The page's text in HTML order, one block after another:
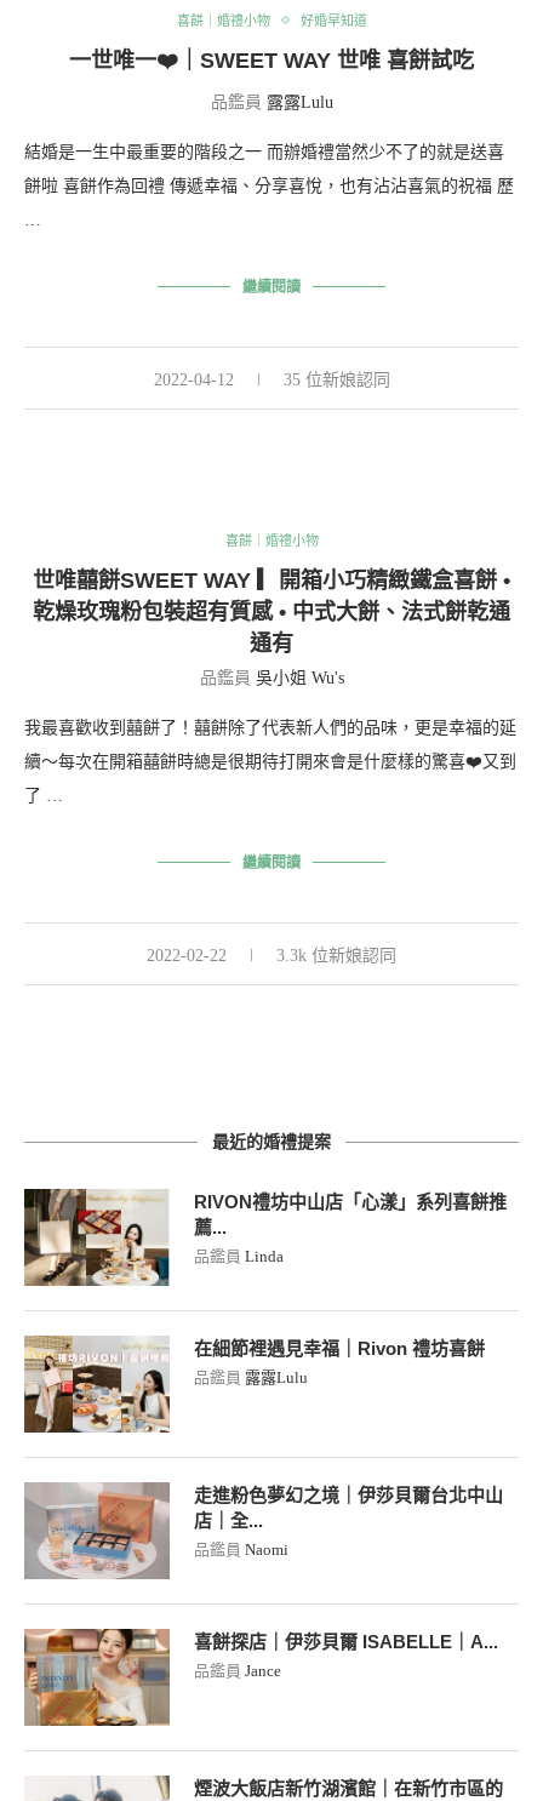
喜餅｜婚禮小物 好婚早知道
一世唯一❤️｜SWEET WAY 世唯 喜餅試吃
品鑑員 露露Lulu
結婚是一生中最重要的階段之一 而辦婚禮當然少不了的就是送喜
餅啦 喜餅作為回禮 傳遞幸福、分享喜悅，也有沾沾喜氣的祝福 歷
繼續閱讀
2022-04-12 35 位新娘認同
喜餅｜婚禮小物
世唯囍餅SWEET WAY ▎開箱小巧精緻鐵盒喜餅 •
乾燥玫瑰粉包裝超有質感 • 中式大餅、法式餅乾通
通有
品鑑員 吳小姐 Wu's
我最喜歡收到囍餅了！囍餅除了代表新人們的品味，更是幸福的延
續～每次在開箱囍餅時總是很期待打開來會是什麼樣的驚喜❤️又到
了 …
繼續閱讀
2022-02-22 3.3k 位新娘認同
最近的婚禮提案
RIVON禮坊中山店「心漾」系列喜餅推
薦...
品鑑員 Linda
在細節裡遇見幸福｜Rivon 禮坊喜餅
品鑑員 露露Lulu
走進粉色夢幻之境｜伊莎貝爾台北中山
店｜全...
品鑑員 Naomi
喜餅探店｜伊莎貝爾 ISABELLE｜A...
品鑑員 Jance
煙波大飯店新竹湖濱館｜在新竹市區的